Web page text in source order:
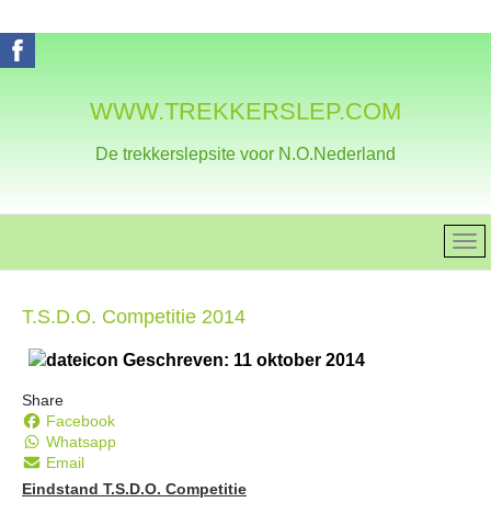
WWW.TREKKERSLEP.COM
De trekkerslepsite voor N.O.Nederland
T.S.D.O. Competitie 2014
Geschreven: 11 oktober 2014
Share
Facebook
Whatsapp
Email
Eindstand T.S.D.O. Competitie